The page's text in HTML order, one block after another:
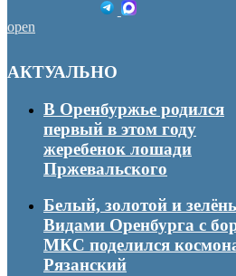
open
АКТУАЛЬНО
В Оренбуржье родился
первый в этом году
жеребенок лошади
Пржевальского
Белый, золотой и
Видами Оренбурга с
МКС поделился
Рязанский